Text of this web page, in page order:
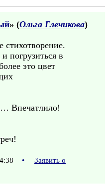
» (Ольга Глечикова)
погрузиться в
это цвет
Впечатлило!
•
Заявить о